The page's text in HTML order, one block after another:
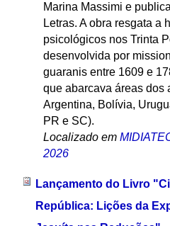
Marina Massimi e
Letras. A obra resgata a
psicológicos nos Trinta
desenvolvida por
guaranis entre 1609 e
que abarcava áreas dos
Argentina, Bolívia,
PR e SC).
Localizado em
2026
Lançamento do Livro
República: Lições da